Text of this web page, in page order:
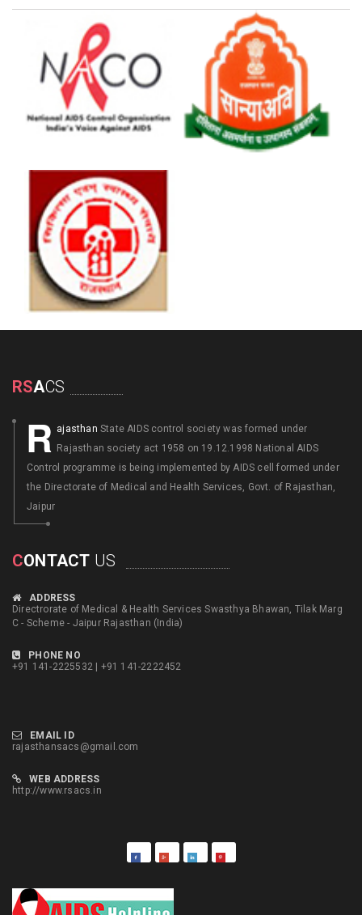
RSACS
R ajasthan State AIDS control society was formed under
Rajasthan society act 1958 on 19.12.1998 National AIDS
Control programme is being implemented by AIDS cell formed under
the Directorate of Medical and Health Services, Govt. of Rajasthan,
Jaipur
CONTACT US
ADDRESS
Directrorate of Medical & Health Services Swasthya Bhawan, Tilak Marg
C - Scheme - Jaipur Rajasthan (India)
PHONE NO
+91 141-2225532 | +91 141-2222452
EMAIL ID
rajasthansacs@gmail.com
WEB ADDRESS
http://www.rsacs.in